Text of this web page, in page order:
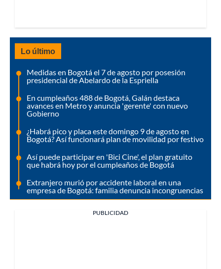
Lo último
Medidas en Bogotá el 7 de agosto por posesión
presidencial de Abelardo de la Espriella
En cumpleaños 488 de Bogotá, Galán destaca
avances en Metro y anuncia 'gerente' con nuevo
Gobierno
¿Habrá pico y placa este domingo 9 de agosto en
Bogotá? Así funcionará plan de movilidad por festivo
Así puede participar en 'Bici Cine', el plan gratuito
que habrá hoy por el cumpleaños de Bogotá
Extranjero murió por accidente laboral en una
empresa de Bogotá: familia denuncia incongruencias
PUBLICIDAD